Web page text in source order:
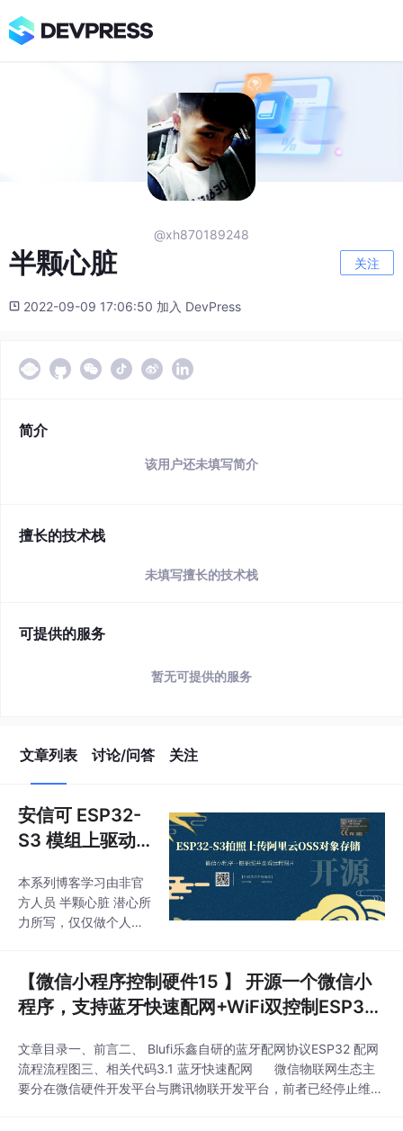
@xh870189248
半颗心脏 关注
2022-09-09 17:06:50 加入 DevPress
简介
该用户还未填写简介
擅长的技术栈
未填写擅长的技术栈
可提供的服务
暂无可提供的服务
文章列表 讨论/问答 关注
安信可 ESP32-
S3 模组上驱动
0，实现远程拍
照并 HTTP 传输
储OSS，并显示
在微信小程序
上。（深度好
文，全部开源）
本系列博客学习由非官
方人员 半颗心脏 潜心所
力所写，仅仅做个人技
处，请留言，本人及时
更改。系列一：ESP32
系列模组基础学习系列
笔记1、 爬坑学习新旅
程，虚拟机搭建esp32
开发环境，打印 “Hello
w World”。2、 巧用ecli
【微信小程序控制硬件15 】 开源一个微信小
程序，支持蓝牙快速配网+WiFi双控制ESP32-
文章目录一、前言二、 Blufi乐鑫自研的蓝牙配网协议ESP32 配网
流程流程图三、相关代码3.1 蓝牙快速配网 微信物联网生态主
要分在微信硬件开发平台与腾讯物联开发平台，前者已经停止维